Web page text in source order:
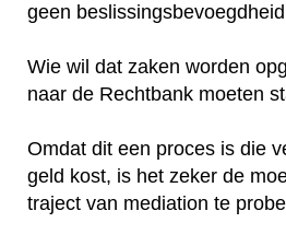
geen
Wie wil dat zaken worden
naar de Rechtbank moeten
Omdat dit een proces is die
geld kost, is het zeker de
traject van mediation te